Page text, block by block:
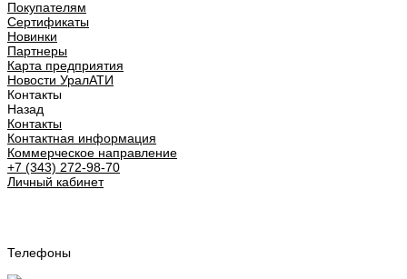
Покупателям
Сертификаты
Новинки
Партнеры
Карта предприятия
Новости УралАТИ
Контакты
Назад
Контакты
Контактная информация
Коммерческое направление
+7 (343) 272-98-70
Личный кабинет
Телефоны